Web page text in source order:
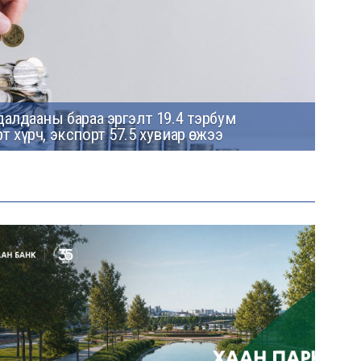
бараа эргэлт 19.4 тэрбум
хүрч, экспорт 57.5 хувиар өсжээ